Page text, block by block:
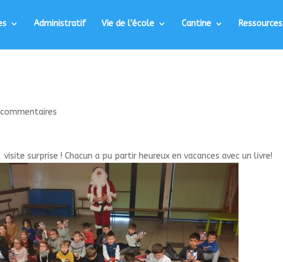
Administratif Vie de l’école Cantine Ressources
surprise ! Chacun a pu partir heureux en vacances avec un livre!